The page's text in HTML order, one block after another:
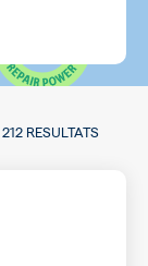
212 RESULTATS